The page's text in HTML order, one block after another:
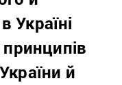
Україні
принципів
й